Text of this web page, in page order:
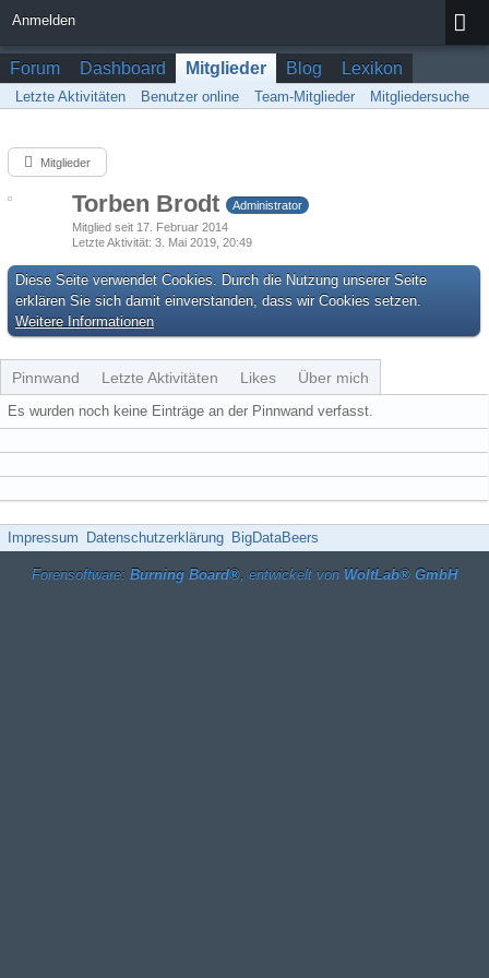
Anmelden
Forum Dashboard Mitglieder Blog Lexikon
Letzte Aktivitäten Benutzer online Team-Mitglieder Mitgliedersuche
Mitglieder
Torben Brodt
Administrator
Mitglied seit 17. Februar 2014
Letzte Aktivität 3. Mai 2019, 20:49
Diese Seite verwendet Cookies. Durch die Nutzung unserer Seite
erklären Sie sich damit einverstanden, dass wir Cookies setzen.
Weitere Informationen
Pinnwand Letzte Aktivitäten Likes Über mich
Es wurden noch keine Einträge an der Pinnwand verfasst.
Impressum Datenschutzerklärung BigDataBeers
Forensoftware: Burning Board®, entwickelt von WoltLab® GmbH